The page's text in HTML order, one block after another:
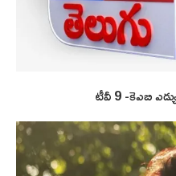
టీవీ 9 -కెఎబి